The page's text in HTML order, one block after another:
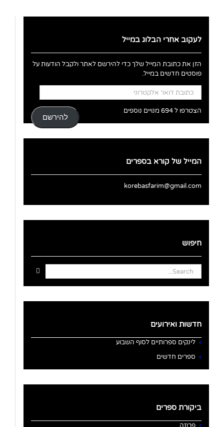
לעקוב אחרי הבלוג במייל
הזן את כתובת המייל שלך כדי להירשם לאתר ולקבל הודעות על
פוסטים חדשים במייל.
כתובת
דואר
אלקטרוני
להירשם
הצטרפו ל 694 מנויים נוספים
המייל של קורא בספרים
korebasfarim@gmail.com
חיפוש
Search
for:
חדשות ואירועים
לינקים ספרותיים לסוף השבוע
ספרים חדשים
ביקורת ספרים